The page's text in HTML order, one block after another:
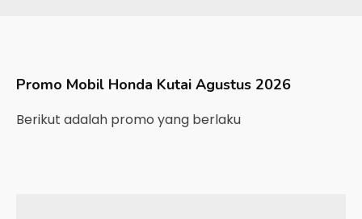
Promo Mobil Honda Kutai Agustus 2026
Berikut adalah promo yang berlaku